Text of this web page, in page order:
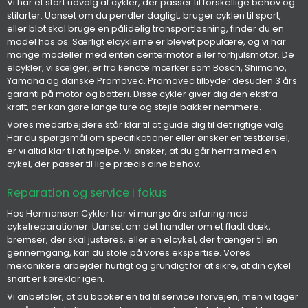
Vi har et stort udvalg af cykler, der passer til forskellige behov og
stilarter. Uanset om du pendler dagligt, bruger cyklen til sport,
eller blot skal bruge en pålidelig transportløsning, finder du en
model hos os. Særligt elcyklerne er blevet populære, og vi har
mange modeller med enten centermotor eller forhjulsmotor. De
elcykler, vi sælger, er fra kendte mærker som Bosch, Shimano,
Yamaha og danske Promovec. Promovec tilbyder desuden 3 års
garanti på motor og batteri. Disse cykler giver dig den ekstra
kraft, der kan gøre lange ture og stejle bakker nemmere.
Vores medarbejdere står klar til at guide dig til det rigtige valg.
Har du spørgsmål om specifikationer eller ønsker en testkørsel,
er vi altid klar til at hjælpe. Vi ønsker, at du går herfra med en
cykel, der passer til lige præcis dine behov.
Reparation og service i fokus
Hos Hermansen Cykler har vi mange års erfaring med
cykelreparationer. Uanset om det handler om et fladt dæk,
bremser, der skal justeres, eller en elcykel, der trænger til en
gennemgang, kan du stole på vores ekspertise. Vores
mekanikere arbejder hurtigt og grundigt for at sikre, at din cykel
snart er køreklar igen.
Vi anbefaler, at du booker en tid til service i forvejen, men vi tager